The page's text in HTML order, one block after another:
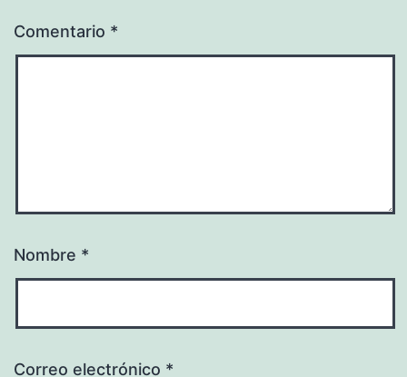
Comentario *
Nombre *
Correo electrónico *